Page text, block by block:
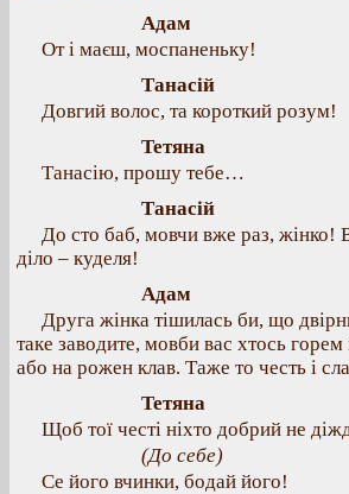
Адам
От і маєш, моспаненьку!
Танасій
Довгий волос, та короткий розум!
Тетяна
Танасію, прошу тебе…
Танасій
До сто баб, мовчи вже раз, жінко!
діло – куделя!
Адам
Друга жінка тішилась би, що
таке заводите, мовби вас хтось горем
або на рожен клав. Таже то честь і
Тетяна
Щоб тої честі ніхто добрий не
(До себе)
Се його вчинки, бодай його!